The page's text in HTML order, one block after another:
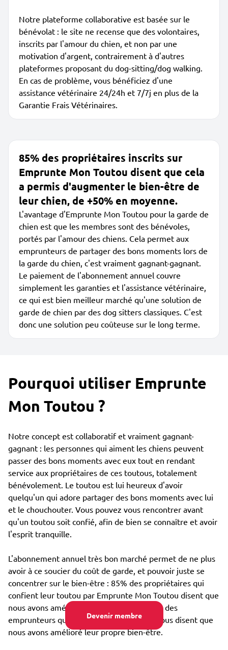
Devenir membre
Notre plateforme collaborative est basée sur le
bénévolat : le site ne recense que des volontaires,
inscrits par l'amour du chien, et non par une
motivation d'argent, contrairement à d'autres
plateformes proposant du dog-sitting/dog walking.
En cas de problème, vous bénéficiez d'une
assistance vétérinaire 24/24h et 7/7j en plus de la
Garantie Frais Vétérinaires.
85% des propriétaires inscrits sur
Emprunte Mon Toutou disent que cela
a permis d'augmenter le bien-être de
leur chien, de +50% en moyenne.
L'avantage d'Emprunte Mon Toutou pour la garde de
chien est que les membres sont des bénévoles,
portés par l'amour des chiens. Cela permet aux
emprunteurs de partager des bons moments lors de
la garde du chien, c'est vraiment gagnant-gagnant.
Le paiement de l'abonnement annuel couvre
simplement les garanties et l'assistance vétérinaire,
ce qui est bien meilleur marché qu'une solution de
garde de chien par des dog sitters classiques. C'est
donc une solution peu coûteuse sur le long terme.
Pourquoi utiliser Emprunte
Mon Toutou ?
Notre concept est collaboratif et vraiment gagnant-
gagnant : les personnes qui aiment les chiens peuvent
passer des bons moments avec eux tout en rendant
service aux propriétaires de ces toutous, totalement
bénévolement. Le toutou est lui heureux d'avoir
quelqu'un qui adore partager des bons moments avec lui
et le chouchouter. Vous pouvez vous rencontrer avant
qu'un toutou soit confié, afin de bien se connaître et avoir
l'esprit tranquille.
L'abonnement annuel très bon marché permet de ne plus
avoir à ce soucier du coût de garde, et pouvoir juste se
concentrer sur le bien-être : 85% des propriétaires qui
confient leur toutou par Emprunte Mon Toutou disent que
nous avons amélioré son bien-être, et 98% des
emprunteurs qui s'occupent d'un toutou nous disent que
nous avons amélioré leur propre bien-être.